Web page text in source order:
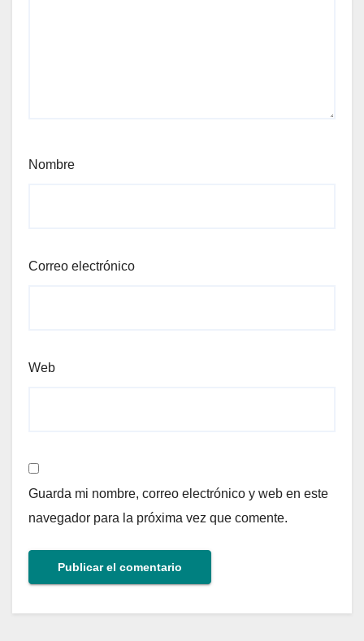
Nombre
Correo electrónico
Web
Guarda mi nombre, correo electrónico y web en este
navegador para la próxima vez que comente.